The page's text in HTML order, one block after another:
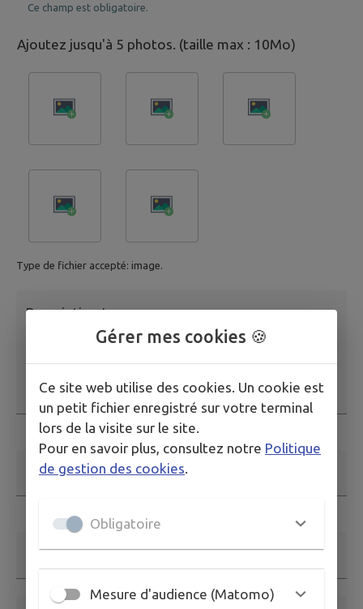
Ce champ est obligatoire.
Ajoutez jusqu'à 5 photos. (taille max : 10Mo)
Type de fichier accepté: image.
Description*
Ce champ est obligatoire
Adresse email*
Nom et prénom
Gérer mes cookies 🍪
Ce site web utilise des cookies. Un cookie est
un petit fichier enregistré sur votre terminal
lors de la visite sur le site.
Pour en savoir plus, consultez notre Politique
de gestion des cookies
Obligatoire
Mesure d'audience (Matomo)